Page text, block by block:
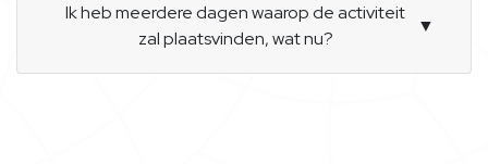
Ik heb meerdere dagen waarop de activiteit
zal plaatsvinden, wat nu?
▼